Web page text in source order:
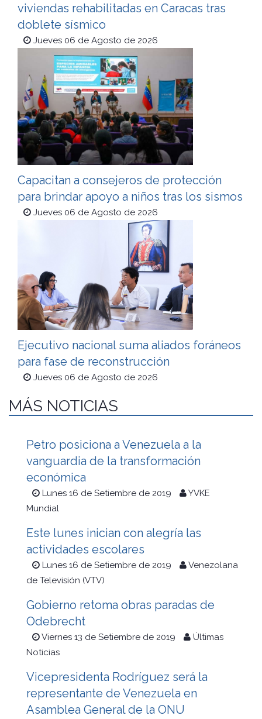
viviendas rehabilitadas en Caracas tras
doblete sísmico
Jueves 06 de Agosto de 2026
Capacitan a consejeros de protección
para brindar apoyo a niños tras los sismos
Jueves 06 de Agosto de 2026
Ejecutivo nacional suma aliados foráneos
para fase de reconstrucción
Jueves 06 de Agosto de 2026
MÁS NOTICIAS
Petro posiciona a Venezuela a la
vanguardia de la transformación
económica
Lunes 16 de Setiembre de 2019
YVKE
Mundial
Este lunes inician con alegría las
actividades escolares
Lunes 16 de Setiembre de 2019
Venezolana
de Televisión (VTV)
Gobierno retoma obras paradas de
Odebrecht
Viernes 13 de Setiembre de 2019
Últimas
Noticias
Vicepresidenta Rodríguez será la
representante de Venezuela en
Asamblea General de la ONU